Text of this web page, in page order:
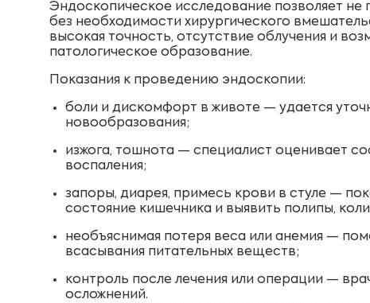
Эндоскопическое исследование позволяет не
без необходимости хирургического
высокая точность, отсутствие облучения и
патологическое образование.
Показания к проведению эндоскопии:
боли и дискомфорт в животе — удается
новообразования;
изжога, тошнота — специалист оценивает
воспаления;
запоры, диарея, примесь крови в стуле —
состояние кишечника и выявить полипы,
необъяснимая потеря веса или анемия —
всасывания питательных веществ;
контроль после лечения или операции —
осложнений.